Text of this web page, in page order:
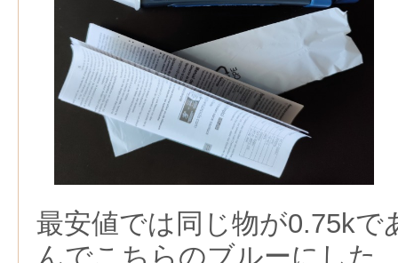
最安値では同じ物が0.75kで
んでこちらのブルーにした